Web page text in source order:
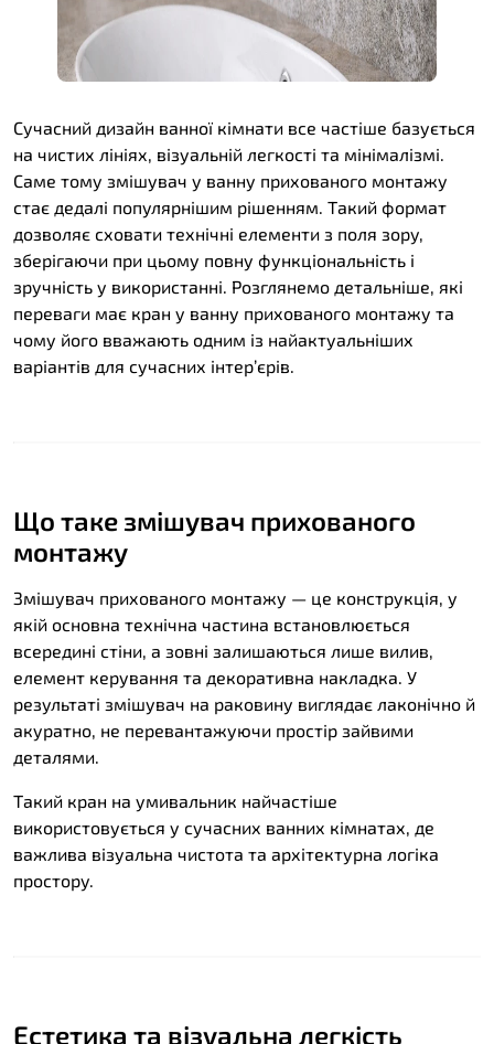
Сучасний дизайн ванної кімнати все частіше базується
на чистих лініях, візуальній легкості та мінімалізмі.
Саме тому змішувач у ванну прихованого монтажу
стає дедалі популярнішим рішенням. Такий формат
дозволяє сховати технічні елементи з поля зору,
зберігаючи при цьому повну функціональність і
зручність у використанні. Розглянемо детальніше, які
переваги має кран у ванну прихованого монтажу та
чому його вважають одним із найактуальніших
варіантів для сучасних інтер’єрів.
Що таке змішувач прихованого
монтажу
Змішувач прихованого монтажу — це конструкція, у
якій основна технічна частина встановлюється
всередині стіни, а зовні залишаються лише вилив,
елемент керування та декоративна накладка. У
результаті змішувач на раковину виглядає лаконічно й
акуратно, не перевантажуючи простір зайвими
деталями.
Такий кран на умивальник найчастіше
використовується у сучасних ванних кімнатах, де
важлива візуальна чистота та архітектурна логіка
простору.
Естетика та візуальна легкість